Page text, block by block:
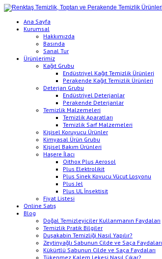
Ana Sayfa
Kurumsal
Hakkımızda
Basında
Sanal Tur
Ürünlerimiz
Kağıt Grubu
Endüstriyel Kağıt Temizlik Ürünleri
Perakende Kağıt Temizlik Ürünleri
Deterjan Grubu
Endüstriyel Deterjanlar
Perakende Deterjanlar
Temizlik Malzemeleri
Temizlik Aparatları
Temizlik Sarf Malzemeleri
Kişisel Koruyucu Ürünler
Kimyasal Ürün Grubu
Kişisel Bakım Ürünleri
Haşere İlacı
Oithox Plus Aerosol
Plus Elektrolikit
Plus Sinek Kovucu Vücut Losyonu
Plus Jel
Plus UL İnsektisit
Fiyat Listesi
Online Satış
Blog
Doğal Temizleyiciler Kullanmanın Faydaları
Temizlik Pratik Bilgiler
Duşakabin Temizliği Nasıl Yapılır?
Zeytinyağlı Sabunun Cilde ve Saça Faydaları
Kükürtlü Sabunun Cilde ve Saça Faydaları
Tükenmez Kalem Lekesi Nasıl Çıkar?